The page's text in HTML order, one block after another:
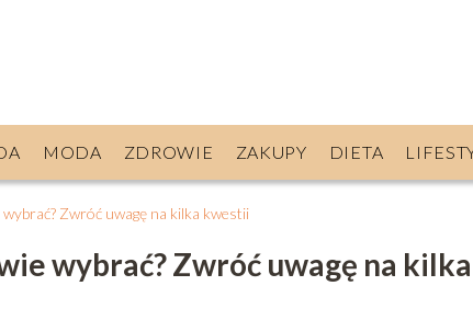
MODA ZDROWIE ZAKUPY DIETA
Zwróć uwagę na kilka kwestii
wybrać? Zwróć uwagę na kilka